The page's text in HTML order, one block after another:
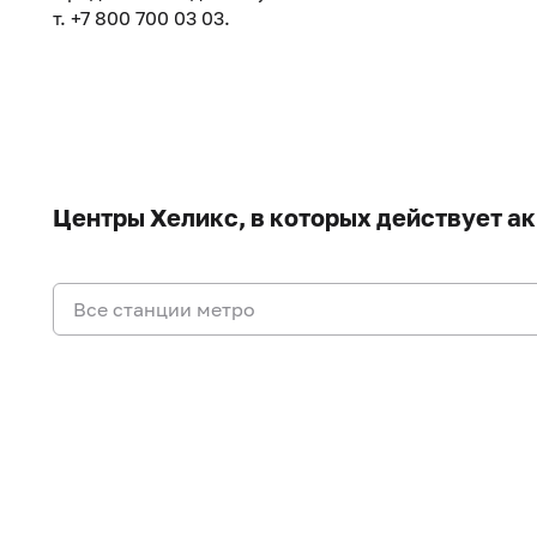
т. +7 800 700 03 03.
Центры Хеликс, в которых действует
Все станции метро